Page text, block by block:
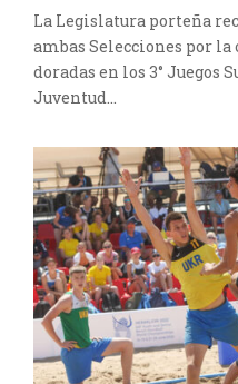
La Legislatura porteña
ambas Selecciones por
doradas en los 3° Juegos
Juventud...